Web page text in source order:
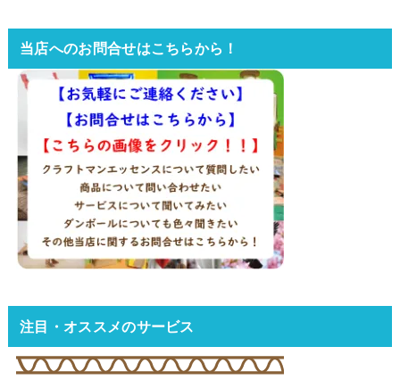
当店へのお問合せはこちらから！
注目・オススメのサービス